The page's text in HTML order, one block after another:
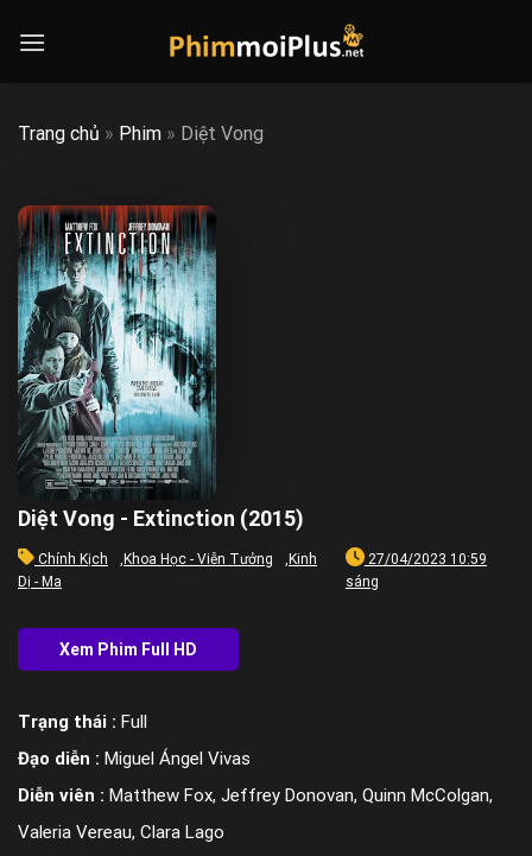
Trang chủ » Phim » Diệt Vong
Diệt Vong - Extinction (2015)
Chính Kịch ,Khoa Học - Viễn Tưởng ,Kinh
Dị - Ma
27/04/2023 10:59
sáng
Trạng thái : Full
Đạo diễn : Miguel Ángel Vivas
Diễn viên : Matthew Fox, Jeffrey Donovan, Quinn McColgan,
Valeria Vereau, Clara Lago